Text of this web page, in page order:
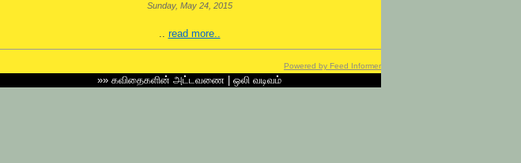
Sunday, May 24, 2015
.. read more..
Powered by Feed Informer
»» கவிதைகளின் அட்டவணை ஒலி வடிவம்